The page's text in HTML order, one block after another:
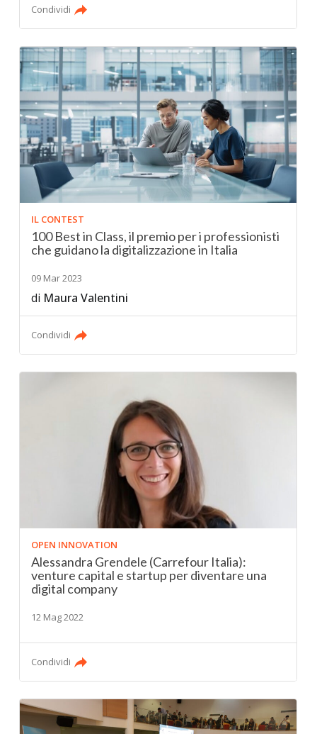
Condividi
IL CONTEST
100 Best in Class, il premio per i professionisti
che guidano la digitalizzazione in Italia
09 Mar 2023
di Maura Valentini
Condividi
OPEN INNOVATION
Alessandra Grendele (Carrefour Italia):
venture capital e startup per diventare una
digital company
12 Mag 2022
Condividi